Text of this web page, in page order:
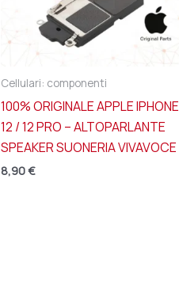
Cellulari: componenti
100% ORIGINALE APPLE IPHONE
12 / 12 PRO – ALTOPARLANTE
SPEAKER SUONERIA VIVAVOCE
8,90€